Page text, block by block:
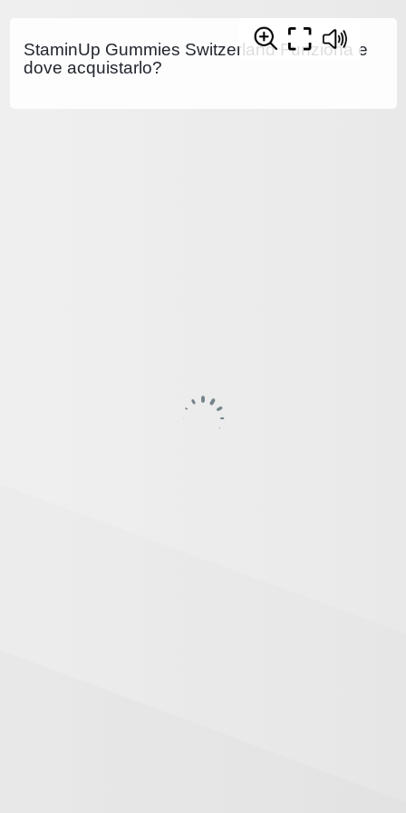
StaminUp Gummies Switzerland Funziona e
dove acquistarlo?